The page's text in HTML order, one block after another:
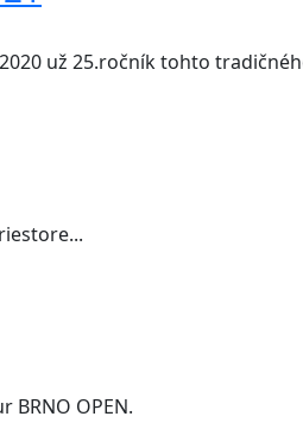
už 25.ročník tohto
BRNO OPEN.